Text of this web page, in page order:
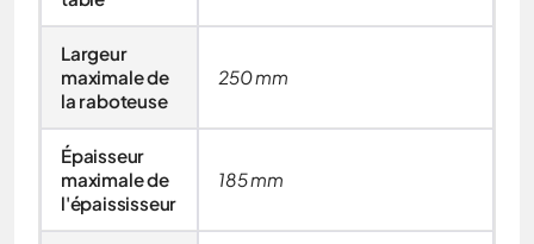
Largeur
maximale de
la raboteuse
250 mm
Épaisseur
maximale de
l'épaississeur
185 mm